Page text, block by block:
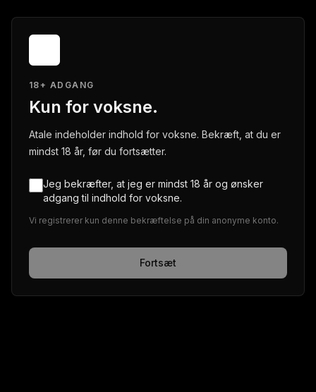
18+ ADGANG
Kun for voksne.
Atale indeholder indhold for voksne. Bekræft, at du er
mindst 18 år, før du fortsætter.
Jeg bekræfter, at jeg er mindst 18 år og ønsker
adgang til indhold for voksne.
Vi registrerer kun denne bekræftelse på din anonyme konto.
Fortsæt